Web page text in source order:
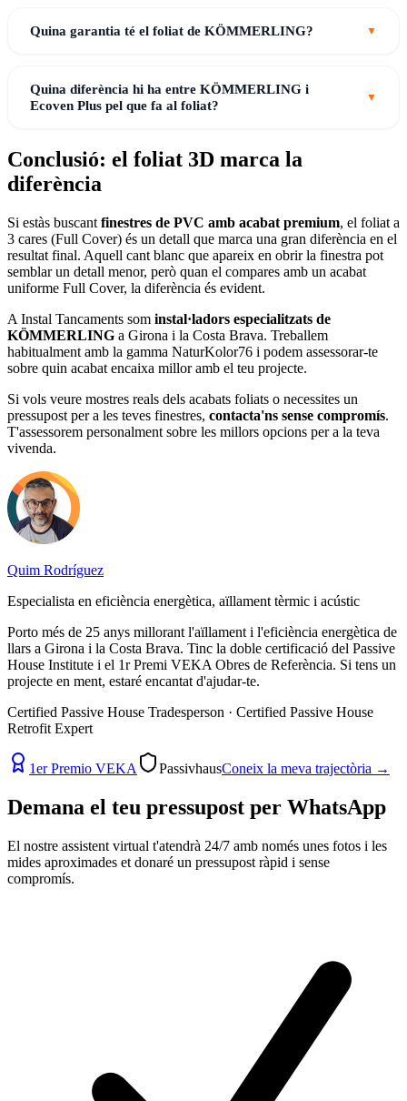
Quina garantia té el foliat de KÖMMERLING?
Quina diferència hi ha entre KÖMMERLING i
Ecoven Plus pel que fa al foliat?
Conclusió: el foliat 3D marca la
diferència
Si estàs buscant finestres de PVC amb acabat premium, el foliat a
3 cares (Full Cover) és un detall que marca una gran diferència en el
resultat final. Aquell cant blanc que apareix en obrir la finestra pot
semblar un detall menor, però quan el compares amb un acabat
uniforme Full Cover, la diferència és evident.
A Instal Tancaments som instal·ladors especialitzats de
KÖMMERLING a Girona i la Costa Brava. Treballem
habitualment amb la gamma NaturKolor76 i podem assessorar-te
sobre quin acabat encaixa millor amb el teu projecte.
Si vols veure mostres reals dels acabats foliats o necessites un
pressupost per a les teves finestres, contacta'ns sense compromís.
T'assessorem personalment sobre les millors opcions per a la teva
vivenda.
Quim Rodríguez
Especialista en eficiència energètica, aïllament tèrmic i acústic
Porto més de 25 anys millorant l'aïllament i l'eficiència energètica de
llars a Girona i la Costa Brava. Tinc la doble certificació del Passive
House Institute i el 1r Premi VEKA Obres de Referència. Si tens un
projecte en ment, estaré encantat d'ajudar-te.
Certified Passive House Tradesperson · Certified Passive House
Retrofit Expert
1er Premio VEKA PassivhausConeix la meva trajectòria →
Demana el teu pressupost per WhatsApp
El nostre assistent virtual t'atendrà 24/7 amb només unes fotos i les
mides aproximades et donaré un pressupost ràpid i sense
compromís.